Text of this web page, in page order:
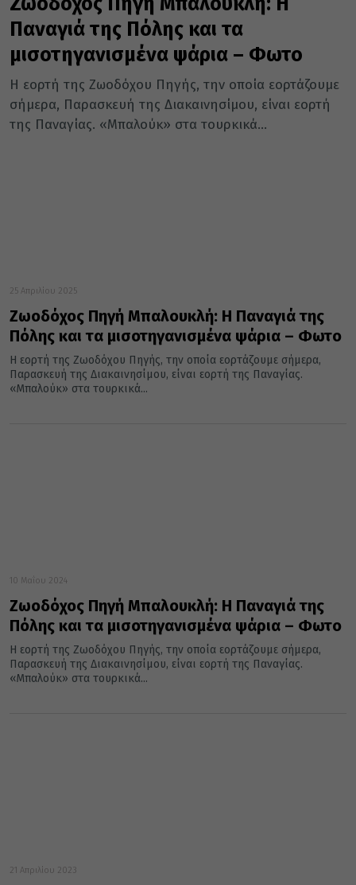
Παναγιά της Πόλης και τα
μισοτηγανισμένα ψάρια – Φωτο
Η εορτή της Ζωοδόχου Πηγής, την οποία εορτάζουμε
σήμερα, Παρασκευή της Διακαινησίμου, είναι εορτή
της Παναγίας. «Μπαλούκ» στα τουρκικά...
25 Απριλίου 2025
Ζωοδόχος Πηγή Μπαλουκλή: Η Παναγιά της
Πόλης και τα μισοτηγανισμένα ψάρια – Φωτο
Η εορτή της Ζωοδόχου Πηγής, την οποία εορτάζουμε σήμερα,
Παρασκευή της Διακαινησίμου, είναι εορτή της Παναγίας.
«Μπαλούκ» στα τουρκικά...
10 Μαΐου 2024
Ζωοδόχος Πηγή Μπαλουκλή: Η Παναγιά της
Πόλης και τα μισοτηγανισμένα ψάρια – Φωτο
Η εορτή της Ζωοδόχου Πηγής, την οποία εορτάζουμε σήμερα,
Παρασκευή της Διακαινησίμου, είναι εορτή της Παναγίας.
«Μπαλούκ» στα τουρκικά...
21 Απριλίου 2023